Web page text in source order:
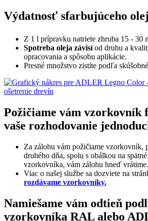
Výdatnosť sfarbujúceho
Z 1 l prípravku natriete zhruba 15 - 30
Spotreba oleja závisíod druhu a
opracovania a spôsobu aplikácie.
Presné množstvo zistíte podľa
Požičiame vám vzorkovník
vaše rozhodovanie
Za zálohu vám požičiame vzorkovník,
druhého dňa, spolu s obálkou na
vzorkovníka, vám zálohu hneď vrátime.
Viac o našej službe sa dozviete na
rozdávame vzorkovníky.
Namiešame vám odtieň
vzorkovníka RAL alebo